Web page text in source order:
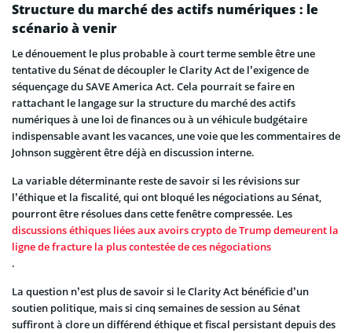
Structure du marché des actifs numériques : le
scénario à venir
Le dénouement le plus probable à court terme semble être une
tentative du Sénat de découpler le Clarity Act de l’exigence de
séquençage du SAVE America Act. Cela pourrait se faire en
rattachant le langage sur la structure du marché des actifs
numériques à une loi de finances ou à un véhicule budgétaire
indispensable avant les vacances, une voie que les commentaires de
Johnson suggèrent être déjà en discussion interne.
La variable déterminante reste de savoir si les révisions sur
l’éthique et la fiscalité, qui ont bloqué les négociations au Sénat,
pourront être résolues dans cette fenêtre compressée. Les
discussions éthiques liées aux avoirs crypto de Trump demeurent la
ligne de fracture la plus contestée de ces négociations
.
La question n’est plus de savoir si le Clarity Act bénéficie d’un
soutien politique, mais si cinq semaines de session au Sénat
suffiront à clore un différend éthique et fiscal persistant depuis des